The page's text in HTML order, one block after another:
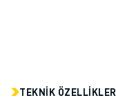
OTOMOTIV
TEKNIK ÖZELLIKLER